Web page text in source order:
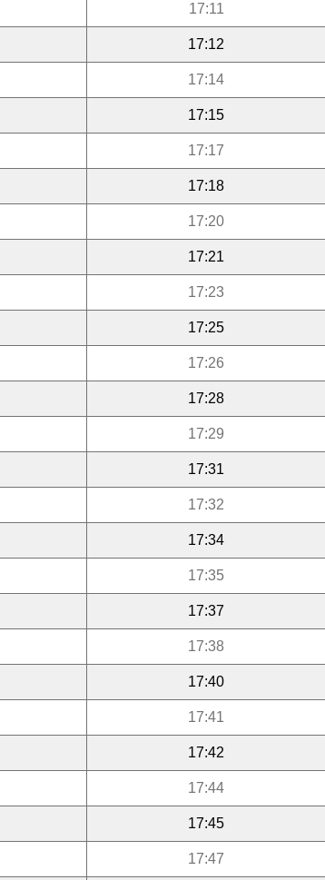
17:11
17:12
17:14
17:15
17:17
17:18
17:20
17:21
17:23
17:25
17:26
17:28
17:29
17:31
17:32
17:34
17:35
17:37
17:38
17:40
17:41
17:42
17:44
17:45
17:47